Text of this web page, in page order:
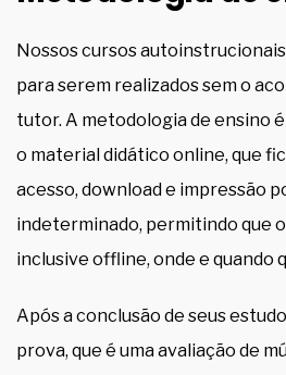
Nossos cursos
para serem realizados sem o
tutor. A metodologia de ensino
o material didático online, que
acesso, download e impressão
indeterminado, permitindo que
inclusive offline, onde e quando
Após a conclusão de seus
prova, que é uma avaliação de